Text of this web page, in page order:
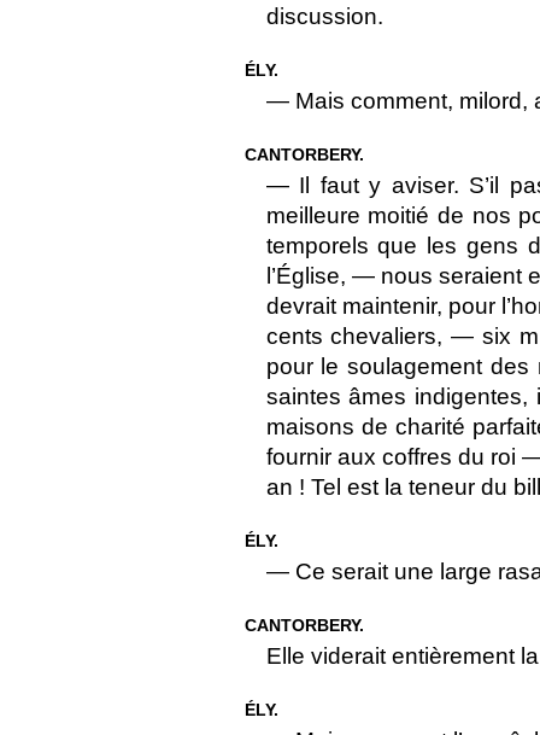
discussion.
ÉLY.
— Mais comment, milord,
CANTORBERY.
— Il faut y aviser. S’il
meilleure moitié de nos
temporels que les gens
l’Église, — nous seraient
devrait maintenir, pour
cents chevaliers, — six
pour le soulagement
saintes âmes
maisons de charité
fournir aux coffres du roi
an ! Tel est la teneur du
ÉLY.
— Ce serait une large
CANTORBERY.
Elle viderait entièrement
ÉLY.